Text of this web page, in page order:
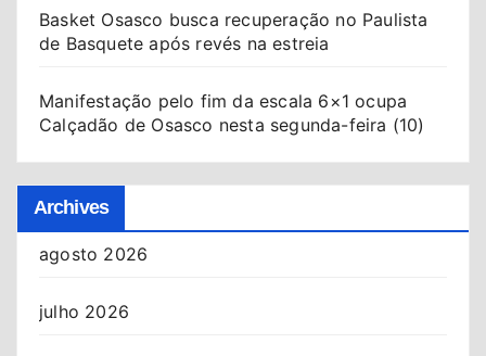
Basket Osasco busca recuperação no Paulista
de Basquete após revés na estreia
Manifestação pelo fim da escala 6×1 ocupa
Calçadão de Osasco nesta segunda-feira (10)
Archives
agosto 2026
julho 2026